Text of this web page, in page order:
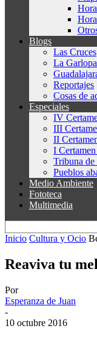
Blogs
Las Cruces
La Garlopa
Reportajes
Cosas de
Especiales
IV
III
II
I
Tribuna de
Pueblos
Medio Ambiente
Fototeca
Multimedia
Inicio Cultura y Ocio
Reaviva tu
Por
Esperanza de Juan
-
10 octubre 2016